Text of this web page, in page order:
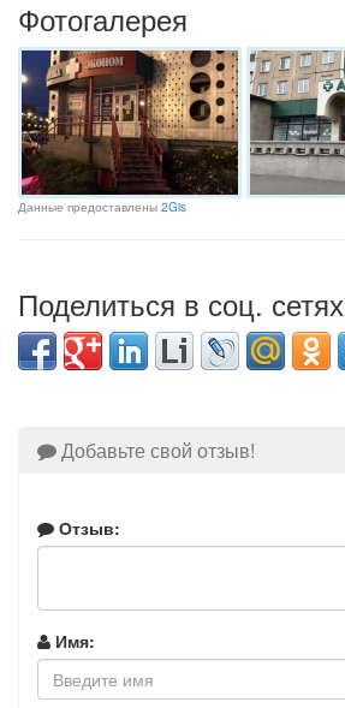
Фотогалерея
Данные предоставлены 2Gis
Поделиться в соц. сетях
Добавьте свой отзыв!
Отзыв:
Имя: